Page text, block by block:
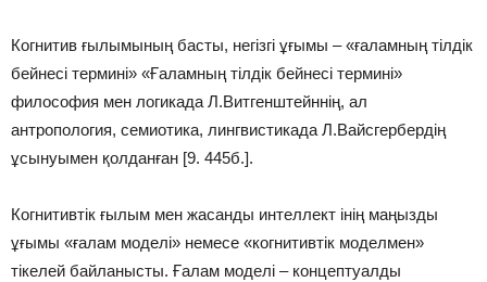
Когнитив ғылымының басты, негізгі ұғымы – «ғаламның тілдік
бейнесі термині» «Ғаламның тілдік бейнесі термині»
философия мен логикада Л.Витгенштейннің, ал
антропология, семиотика, лингвистикада Л.Вайсгербердің
ұсынуымен қолданған [9. 445б.].
Когнитивтік ғылым мен жасанды интеллект інің маңызды
ұғымы «ғалам моделі» немесе «когнитивтік моделмен»
тікелей байланысты. Ғалам моделі – концептуалды